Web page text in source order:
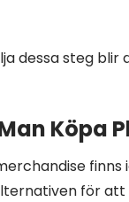
dessa steg blir
Köpa
för